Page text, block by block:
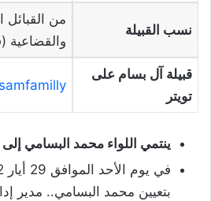
نسب القبيلة
من القبائل
والقضاعية
قبيلة آل بسام على
تويتر
ينتمي اللواء محمد البسامي
بتعيين محمد البسامي.. مدير